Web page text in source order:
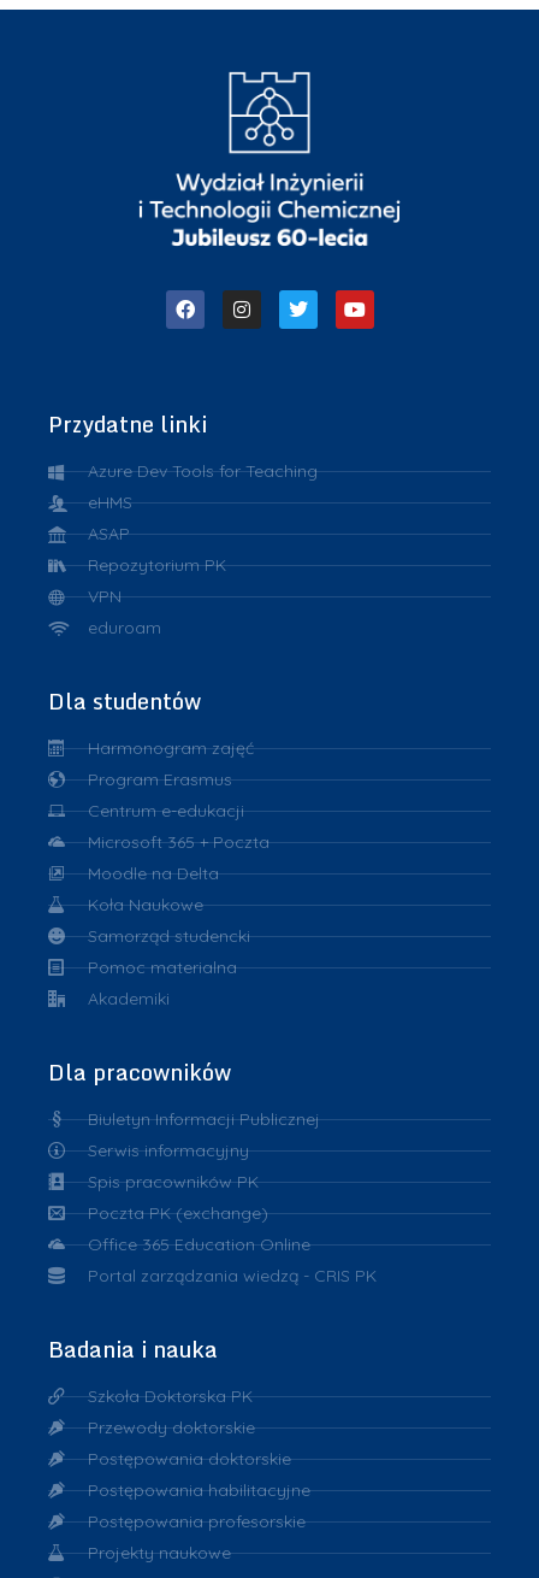
Przydatne linki
Azure Dev Tools for Teaching
eHMS
ASAP
Repozytorium PK
VPN
eduroam
Dla studentów
Harmonogram zajęć
Program Erasmus
Centrum e-edukacji
Microsoft 365 + Poczta
Moodle na Delta
Koła Naukowe
Samorząd studencki
Pomoc materialna
Akademiki
Dla pracowników
Biuletyn Informacji Publicznej
Serwis informacyjny
Spis pracowników PK
Poczta PK (exchange)
Office 365 Education Online
Portal zarządzania wiedzą - CRIS PK
Badania i nauka
Szkoła Doktorska PK
Przewody doktorskie
Postępowania doktorskie
Postępowania habilitacyjne
Postępowania profesorskie
Projekty naukowe